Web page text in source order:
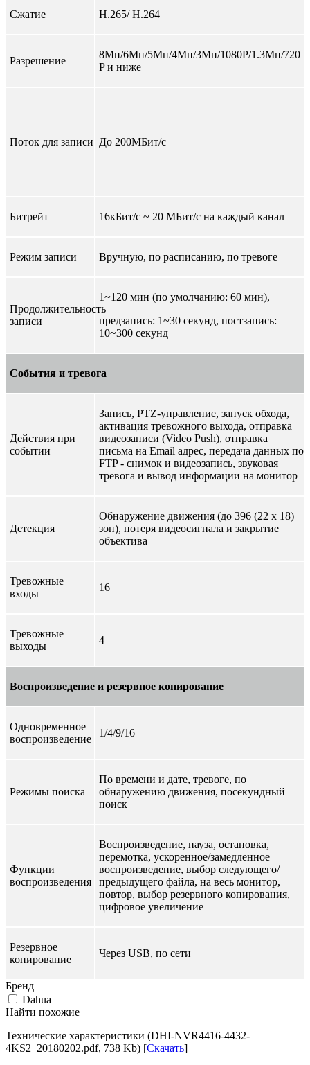
Сжатие H.265/ H.264
Разрешение
8Мп/6Мп/5Мп/4Мп/3Мп/1080Р/1.3Мп/720
P и ниже
Поток для записи До 200МБит/с
Битрейт 16кБит/с ~ 20 МБит/с на каждый канал
Режим записи Вручную, по расписанию, по тревоге
Продолжительность
записи
1~120 мин (по умолчанию: 60 мин),
предзапись: 1~30 секунд, постзапись:
10~300 секунд
События и тревога
Действия при
событии
Запись, PTZ-управление, запуск обхода,
активация тревожного выхода, отправка
видеозаписи (Video Push), отправка
письма на Email адрес, передача данных по
FTP - снимок и видеозапись, звуковая
тревога и вывод информации на монитор
Детекция
Обнаружение движения (до 396 (22 х 18)
зон), потеря видеосигнала и закрытие
объектива
Тревожные
входы
16
Тревожные
выходы
4
Воспроизведение и резервное копирование
Одновременное
воспроизведение
1/4/9/16
Режимы поиска
По времени и дате, тревоге, по
обнаружению движения, посекундный
поиск
Функции
воспроизведения
Воспроизведение, пауза, остановка,
перемотка, ускоренное/замедленное
воспроизведение, выбор следующего/
предыдущего файла, на весь монитор,
повтор, выбор резервного копирования,
цифровое увеличение
Резервное
копирование
Через USB, по сети
Бренд
Dahua
Найти похожие
Технические характеристики (DHI-NVR4416-4432-
4KS2_20180202.pdf, 738 Kb) [Скачать]